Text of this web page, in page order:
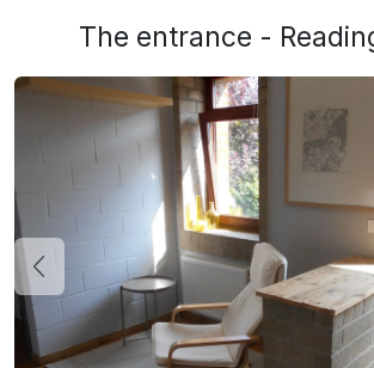
The entrance -
Précédent